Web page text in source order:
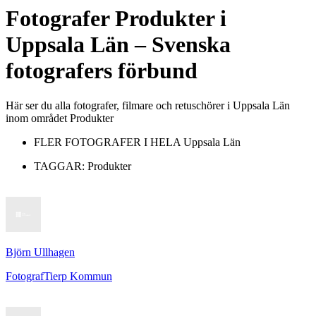
FotograferProdukteri
Uppsala Län– Svenska
fotografers förbund
Här ser du alla fotografer, filmare och retuschörer i Uppsala Län
inom området Produkter
FLER FOTOGRAFER I HELA Uppsala Län
TAGGAR: Produkter
Björn Ullhagen
FotografTierp Kommun